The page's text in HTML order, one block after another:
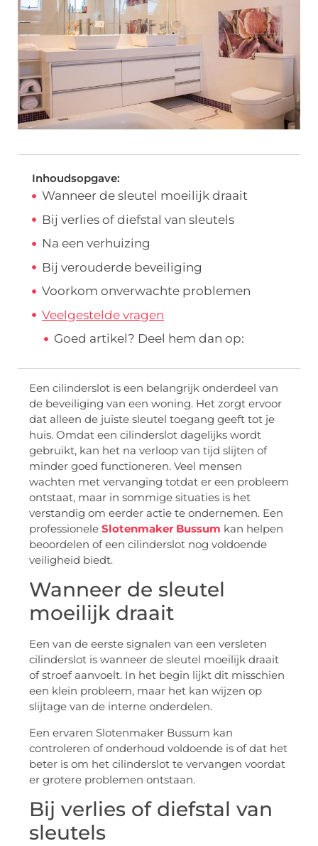
Inhoudsopgave:
Wanneer de sleutel moeilijk draait
Bij verlies of diefstal van sleutels
Na een verhuizing
Bij verouderde beveiliging
Voorkom onverwachte problemen
Veelgestelde vragen
Goed artikel? Deel hem dan op:
Een cilinderslot is een belangrijk onderdeel van
de beveiliging van een woning. Het zorgt ervoor
dat alleen de juiste sleutel toegang geeft tot je
huis. Omdat een cilinderslot dagelijks wordt
gebruikt, kan het na verloop van tijd slijten of
minder goed functioneren. Veel mensen
wachten met vervanging totdat er een probleem
ontstaat, maar in sommige situaties is het
verstandig om eerder actie te ondernemen. Een
professionele Slotenmaker Bussum kan helpen
beoordelen of een cilinderslot nog voldoende
veiligheid biedt.
Wanneer de sleutel
moeilijk draait
Een van de eerste signalen van een versleten
cilinderslot is wanneer de sleutel moeilijk draait
of stroef aanvoelt. In het begin lijkt dit misschien
een klein probleem, maar het kan wijzen op
slijtage van de interne onderdelen.
Een ervaren Slotenmaker Bussum kan
controleren of onderhoud voldoende is of dat het
beter is om het cilinderslot te vervangen voordat
er grotere problemen ontstaan.
Bij verlies of diefstal van
sleutels